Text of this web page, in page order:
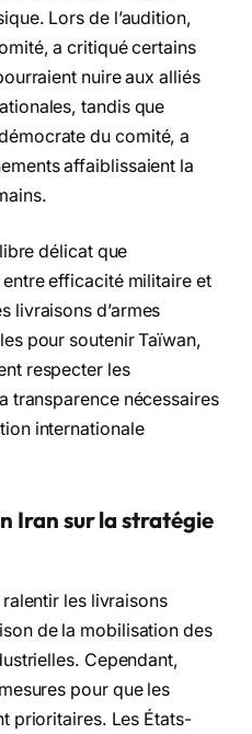
Lors de l’audition,
a critiqué certains
nuire aux alliés
tandis que
du comité, a
affaiblissaient la
délicat que
efficacité militaire et
livraisons d’armes
pour soutenir Taïwan,
respecter les
transparence nécessaires
internationale
Iran sur la stratégie
les livraisons
de la mobilisation des
Cependant,
pour que les
prioritaires. Les États-